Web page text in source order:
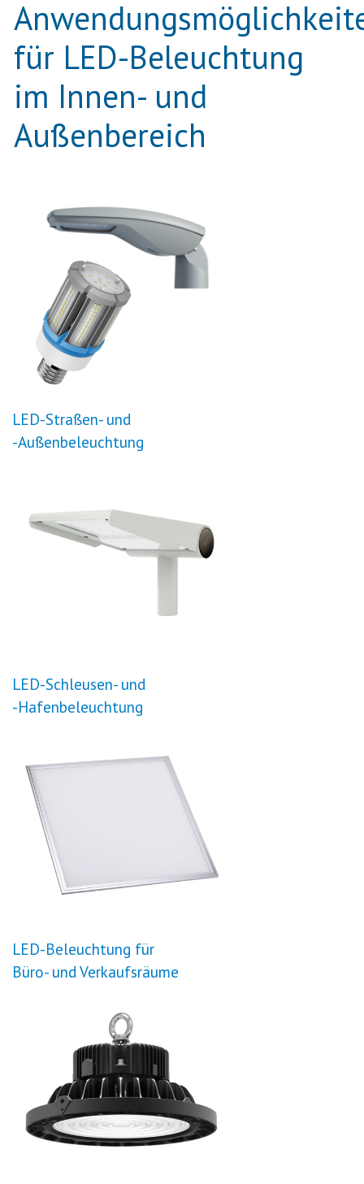
für LED-Beleuchtung
im Innen- und
Außenbereich
LED-Straßen- und
-Außenbeleuchtung
LED-Schleusen- und
-Hafenbeleuchtung
LED-Beleuchtung für
Büro- und Verkaufsräume